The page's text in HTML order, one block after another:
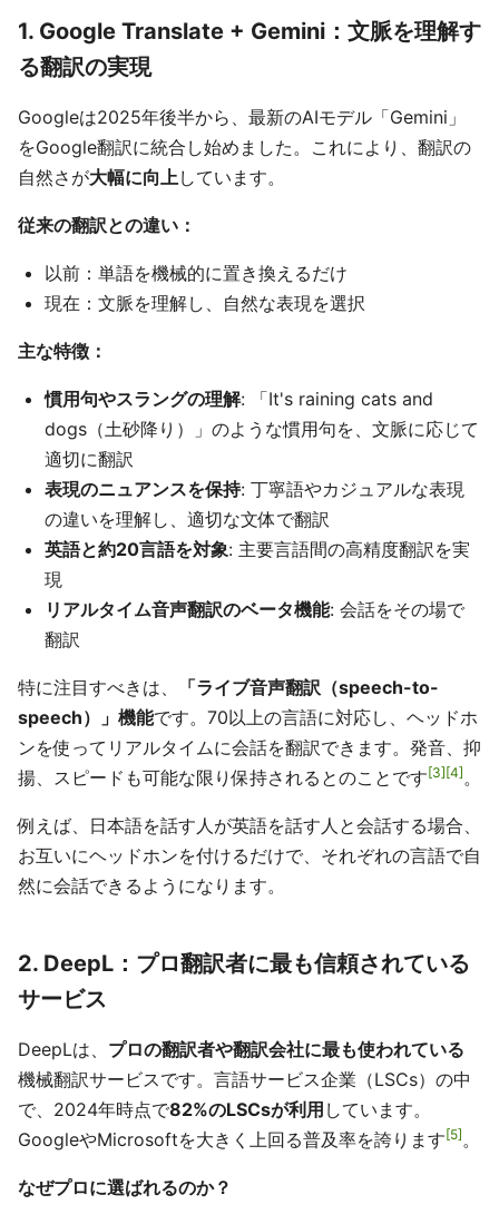
1. Google Translate + Gemini：文脈を理解す
る翻訳の実現
Googleは2025年後半から、最新のAIモデル「Gemini」
をGoogle翻訳に統合し始めました。これにより、翻訳の
自然さが大幅に向上しています。
従来の翻訳との違い：
以前：単語を機械的に置き換えるだけ
現在：文脈を理解し、自然な表現を選択
主な特徴：
慣用句やスラングの理解: 「It's raining cats and
dogs（土砂降り）」のような慣用句を、文脈に応じて
適切に翻訳
表現のニュアンスを保持: 丁寧語やカジュアルな表現
の違いを理解し、適切な文体で翻訳
英語と約20言語を対象: 主要言語間の高精度翻訳を実
現
リアルタイム音声翻訳のベータ機能: 会話をその場で
翻訳
特に注目すべきは、
「ライブ音声翻訳（speech-to-
speech）」機能です。70以上の言語に対応し、ヘッドホ
ンを使ってリアルタイムに会話を翻訳できます。発音、抑
揚、スピードも可能な限り保持されるとのことです 3 4 。
例えば、日本語を話す人が英語を話す人と会話する場合、
お互いにヘッドホンを付けるだけで、それぞれの言語で自
然に会話できるようになります。
2. DeepL：プロ翻訳者に最も信頼されている
サービス
DeepLは、 プロの翻訳者や翻訳会社に最も使われている
機械翻訳サービスです。言語サービス企業（LSCs）の中
で、2024年時点で82%のLSCsが利用 しています。
GoogleやMicrosoftを大きく上回る普及率を誇ります 5 。
なぜプロに選ばれるのか？